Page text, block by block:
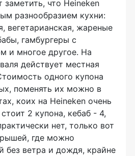
заметить, что Heineken
разнообразием кухни:
вегетарианская, жареные
гамбургеры с
и многое другое. На
действует местная
одного купона
поменять их можно в
коих на Heineken очень
2 купона, кебаб - 4,
нет, только вот
где можно
без ветра и дождя, крайне